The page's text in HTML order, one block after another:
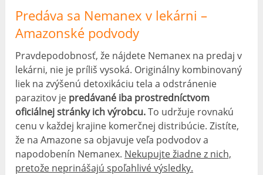
Predáva sa Nemanex v lekárni –
Amazonské podvody
Pravdepodobnosť, že nájdete Nemanex na predaj v
lekárni, nie je príliš vysoká. Originálny kombinovaný
liek na zvýšenú detoxikáciu tela a odstránenie
parazitov je predávané iba prostredníctvom
oficiálnej stránky ich výrobcu.To udržuje rovnakú
cenu v každej krajine komerčnej distribúcie. Zistíte,
že na Amazone sa objavuje veľa podvodov a
napodobenín Nemanex. Nekupujte žiadne z nich,
pretože neprinášajú spoľahlivé výsledky.